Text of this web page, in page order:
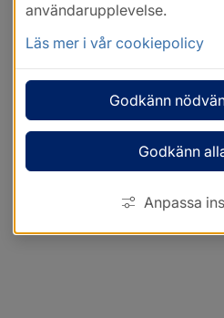
användarupplevelse.
Läs mer i vår cookiepolicy
Godkänn
Godkänn
Anpassa